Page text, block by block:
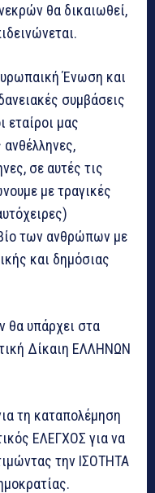
θα δικαιωθεί,
Ένωση και
συμβάσεις
εταίροι μας
ανθέλληνες,
σε αυτές τις
με τραγικές
των ανθρώπων με
και δημόσιας
θα υπάρχει στα
Δίκαιη ΕΛΛΗΝΩΝ
τη καταπολέμηση
ΕΛΕΓΧΟΣ για να
την ΙΣΟΤΗΤΑ